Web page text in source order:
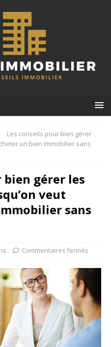
Les conseils pour bien gérer
un bien immobilier sans
bien gérer les
veut
sans
Commentaires fermés